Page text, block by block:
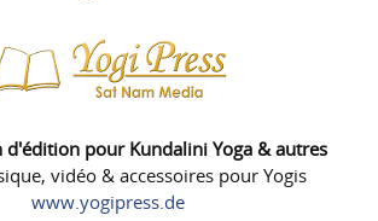
d'édition pour Kundalini Yoga & autres
vidéo & accessoires pour Yogis
www.yogipress.de